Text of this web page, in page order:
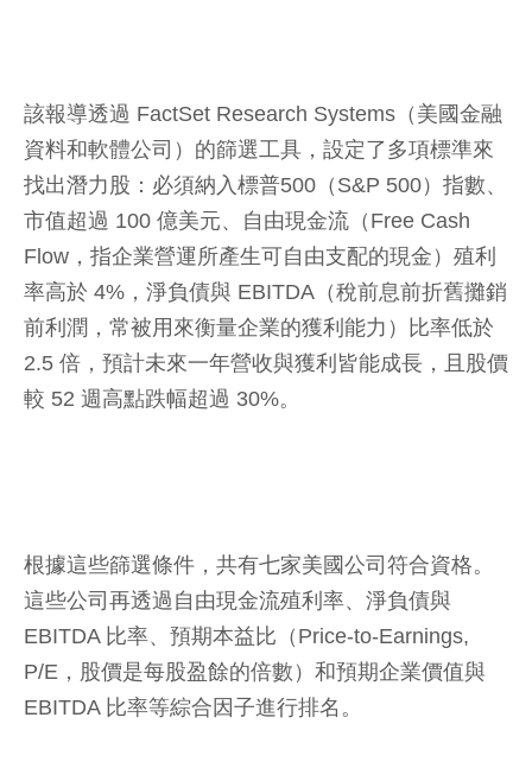
該報導透過 FactSet Research Systems（美國金融
資料和軟體公司）的篩選工具，設定了多項標準來
找出潛力股：必須納入標普500（S&P 500）指數、
市值超過 100 億美元、自由現金流（Free Cash
Flow，指企業營運所產生可自由支配的現金）殖利
率高於 4%，淨負債與 EBITDA（稅前息前折舊攤銷
前利潤，常被用來衡量企業的獲利能力）比率低於
2.5 倍，預計未來一年營收與獲利皆能成長，且股價
較 52 週高點跌幅超過 30%。
根據這些篩選條件，共有七家美國公司符合資格。
這些公司再透過自由現金流殖利率、淨負債與
EBITDA 比率、預期本益比（Price-to-Earnings,
P/E，股價是每股盈餘的倍數）和預期企業價值與
EBITDA 比率等綜合因子進行排名。